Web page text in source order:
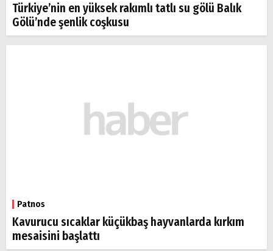
Türkiye’nin en yüksek rakımlı tatlı su gölü Balık
Gölü’nde şenlik coşkusu
Patnos
Kavurucu sıcaklar küçükbaş hayvanlarda kırkım
mesaisini başlattı